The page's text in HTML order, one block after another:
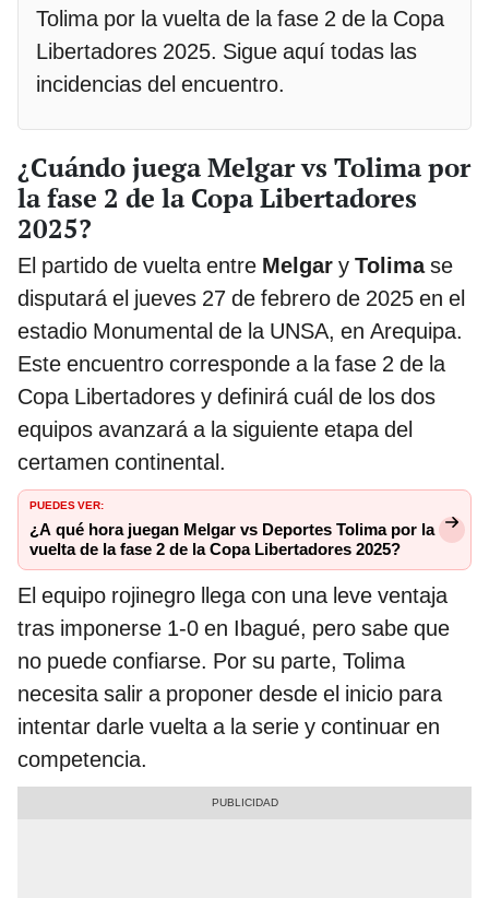
Tolima por la vuelta de la fase 2 de la Copa
Libertadores 2025. Sigue aquí todas las
incidencias del encuentro.
¿Cuándo juega Melgar vs Tolima por
la fase 2 de la Copa Libertadores
2025?
El partido de vuelta entre Melgar y Tolimase
disputará el jueves 27 de febrero de 2025 en el
estadio Monumental de la UNSA, en Arequipa.
Este encuentro corresponde a la fase 2 de la
Copa Libertadores y definirá cuál de los dos
equipos avanzará a la siguiente etapa del
certamen continental.
PUEDES VER:
¿A qué hora juegan Melgar vs Deportes Tolima por la
vuelta de la fase 2 de la Copa Libertadores 2025?
El equipo rojinegro llega con una leve ventaja
tras imponerse 1-0 en Ibagué, pero sabe que
no puede confiarse. Por su parte, Tolima
necesita salir a proponer desde el inicio para
intentar darle vuelta a la serie y continuar en
competencia.